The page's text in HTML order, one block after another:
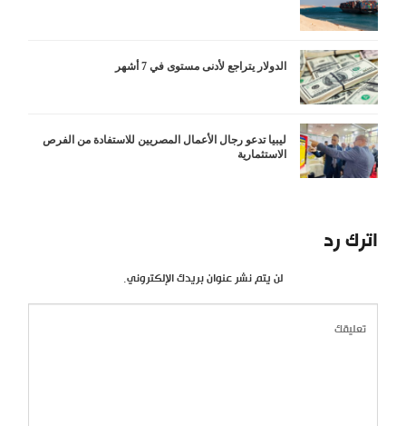
الدولار يتراجع لأدنى مستوى في 7 أشهر
ليبيا تدعو رجال الأعمال المصريين للاستفادة من الفرص
الاستثمارية
اترك رد
لن يتم نشر عنوان بريدك الإلكتروني.